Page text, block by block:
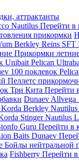
аттрактанты
Nautilus Перейти в
прикормки
Berkley Reins SFT
Прикормки
Unibait Pelican
100 поклевок
Пеллетс
Три Кита Перейти
Dunaev Allvega
Korda Berkley Nautilus
StingerNautilus
Guru Перейти в
Baits Dunaev
Бойлы нейтральной
Fishberry Перейти